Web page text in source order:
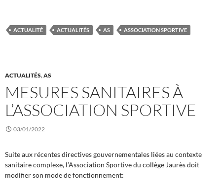
ACTUALITÉ ACTUALITÉS AS ASSOCIATION SPORTIVE
ACTUALITÉS,AS
MESURES SANITAIRES À
L’ASSOCIATION SPORTIVE
03/01/2022
Suite aux récentes directives gouvernementales liées au contexte
sanitaire complexe, l’Association Sportive du collège Jaurès doit
modifier son mode de fonctionnement: